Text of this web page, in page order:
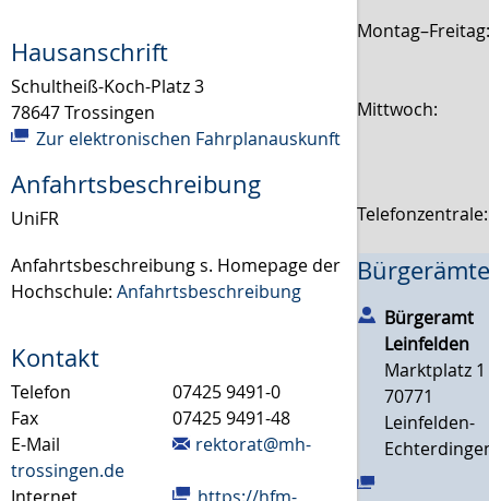
Hausanschrift
Schultheiß-Koch-Platz 3
78647Trossingen
Zur elektronischen Fahrplanauskunft
Anfahrtsbeschreibung
UniFR
Anfahrtsbeschreibung s. Homepage der
Hochschule: Anfahrtsbeschreibung
Kontakt
Telefon
07425 9491-0
Fax
07425 9491-48
E-Mail
rektorat@mh-
trossingen.de
Mittwoch:
Bürgeramt
Leinfelden
Marktplatz 1
70771
Leinfelden-